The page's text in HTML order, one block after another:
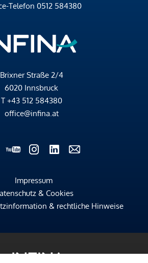
Telefon 0512 584380
Brixner Straße 2/4
6020 Innsbruck
T +43 512 584380
office@infina.at
Impressum
& Cookies
& rechtliche Hinweise